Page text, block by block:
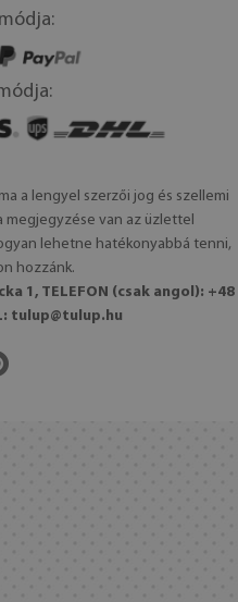
a lengyel szerzői jog és szellemi
van az üzlettel
lehetne hatékonyabbá tenni,
hozzánk.
1, TELEFON (csak angol): +48
tulup@tulup.hu